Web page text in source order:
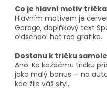
Co je hlavní motiv
Hlavním motivem je
Garage, doplňkový text
oldschool hot rod grafika.
Dostanu k tričku
Ano. Ke každému tričku
jako malý bonus — na
kde žije váš styl.